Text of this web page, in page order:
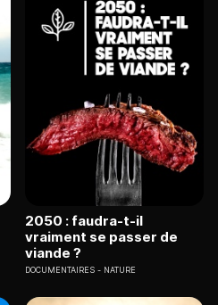
2050 : faudra-t-il
vraiment se passer de
viande ?
DOCUMENTAIRES NATURE